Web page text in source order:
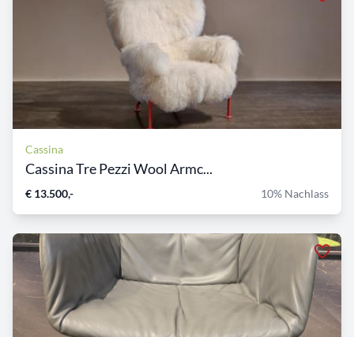
Cassina
Cassina Tre Pezzi Wool Armc...
€ 13.500,- 10% Nachlass